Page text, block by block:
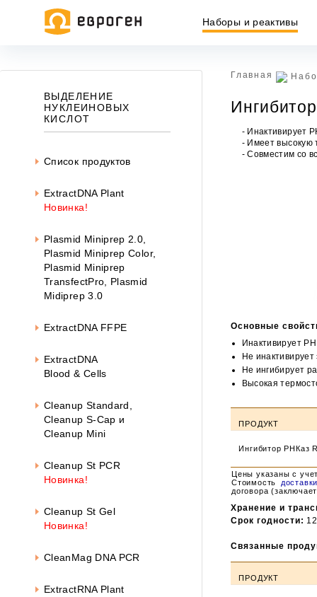
Наборы и реактивы
ВЫДЕЛЕНИЕ
НУКЛЕИНОВЫХ
КИСЛОТ
Список продуктов
ExtractDNA Plant
Новинка!
Plasmid Miniprep 2.0,
Plasmid Miniprep Color,
Plasmid Miniprep
TransfectPro, Plasmid
Midiprep 3.0
ExtractDNA FFPE
ExtractDNA
Blood & Cells
Cleanup Standard,
Cleanup S-Cap и
Cleanup Mini
Cleanup St PCR
Новинка!
Cleanup St Gel
Новинка!
CleanMag DNA PCR
ExtractRNA Plant
Главная
- Инактивирует
- Имеет высокую
- Совместим со
Основные
Инактивирует
Не
Не ингибирует
Высокая
ПРОДУКТ
Цены указаны с
Стоимость
договора
Ингибитор РНКаз
Хранение и
Срок годности:
Связанные
ПРОДУКТ
Информация, представленная на сайте, носит
437 ГК РФ.
Окончательная цена товара указывается в документе на